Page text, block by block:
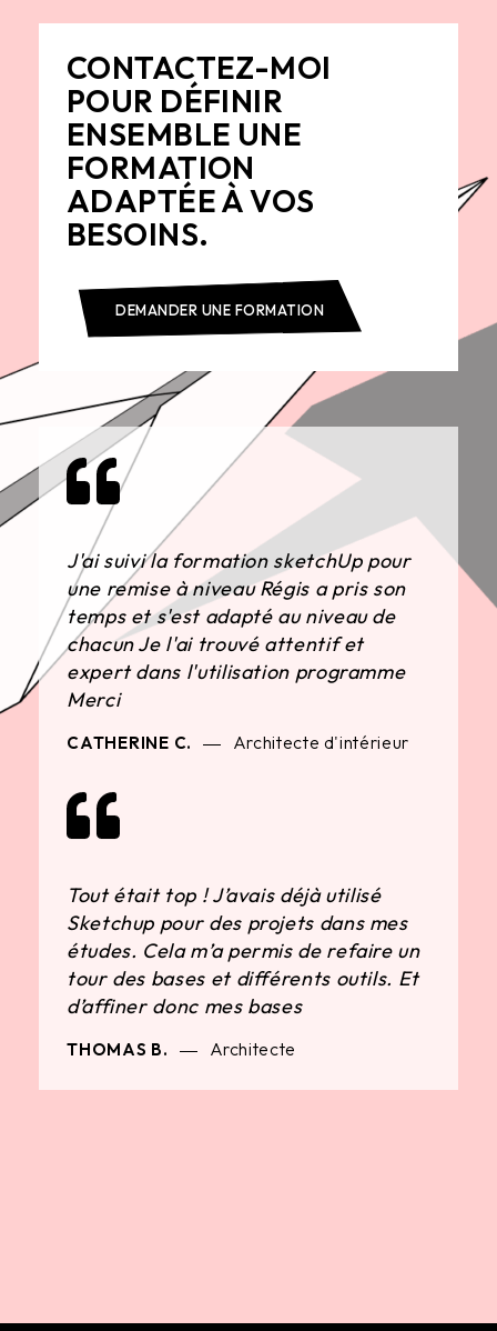
CONTACTEZ-MOI
POUR DÉFINIR
ENSEMBLE UNE
FORMATION
ADAPTÉE À VOS
BESOINS.
DEMANDER UNE FORMATION
J'ai suivi la formation sketchUp pour
une remise à niveau Régis a pris son
temps et s'est adapté au niveau de
chacun Je l'ai trouvé attentif et
expert dans l'utilisation programme
Merci
CATHERINE C. Architecte d'intérieur
Tout était top ! J’avais déjà utilisé
Sketchup pour des projets dans mes
études. Cela m’a permis de refaire un
tour des bases et différents outils. Et
d’affiner donc mes bases
THOMAS B. Architecte